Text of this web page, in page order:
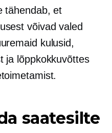
tähendab, et
võivad valed
kulusid,
ja lõppkokkuvõttes
saatesilte